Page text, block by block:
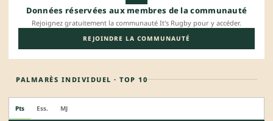
Données réservées aux membres de la communauté
Rejoignez gratuitement la communauté It's Rugby pour y accéder.
REJOINDRE LA COMMUNAUTÉ
PALMARÈS INDIVIDUEL · TOP 10
Pts Ess. MJ